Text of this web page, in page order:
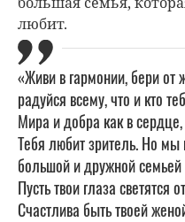
любит.
«Живи в гармонии, бери от
радуйся всему, что и кто
Мира и добра как в
Тебя любит зритель. Но
большой и дружной
Пусть твои глаза светятся
Счастлива быть твоей